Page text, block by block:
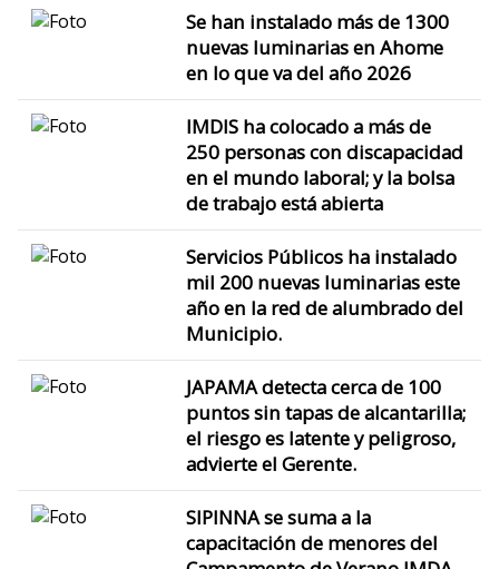
Se han instalado más de 1300
nuevas luminarias en Ahome
en lo que va del año 2026
IMDIS ha colocado a más de
250 personas con discapacidad
en el mundo laboral; y la bolsa
de trabajo está abierta
Servicios Públicos ha instalado
mil 200 nuevas luminarias este
año en la red de alumbrado del
Municipio.
JAPAMA detecta cerca de 100
puntos sin tapas de alcantarilla;
el riesgo es latente y peligroso,
advierte el Gerente.
SIPINNA se suma a la
capacitación de menores del